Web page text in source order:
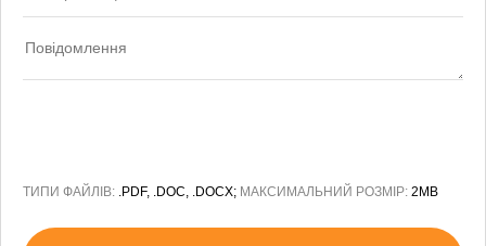
ТИПИ ФАЙЛІВ: .PDF, .DOC, .DOCX; МАКСИМАЛЬНИЙ РОЗМІР: 2MB